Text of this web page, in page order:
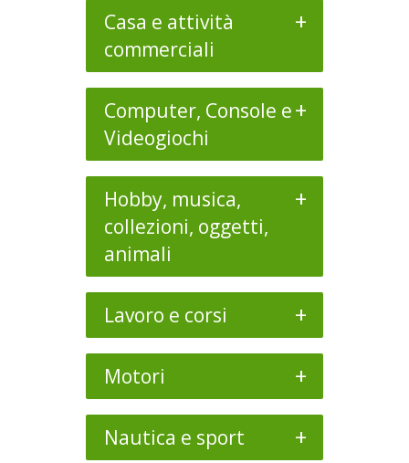
Casa e attività
commerciali
+
Computer, Console e
Videogiochi
+
Hobby, musica,
collezioni, oggetti,
animali
+
Lavoro e corsi +
Motori +
Nautica e sport +